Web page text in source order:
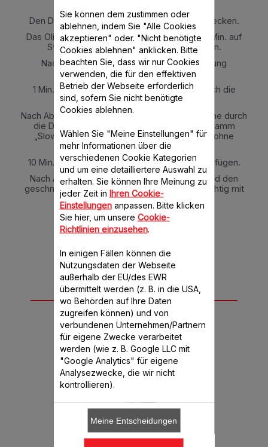
Den Deckel öffnen und den Rühraufsatz einstecken.
Das Olivenöl in die Maschine geben und für 7 Min. auf
Stufe 1 (ohne Stöpsel) bei 120°C einstellen.
Nach 3 Min. den Reis durch die Deckelöffnung
dazugeben.
1 Min. vor Programmende den Weißwein durch die
Deckelöffnung dazugeben.
Nach Abschluss des Programms die Hühnerbrühe durch
die Deckelöffnung dazugeben und das Programm
„Slow Cook“ für 22 Min. auf Stufe 1 bei 95°C ohne
Stöpsel einstellen.
10 Min. vor Ablauf der Garzeit die Erbsen hinzufügen.
Nach Abschluss der Garzeit den Parmesan und den
geschnittenen Schinken dazugeben und vorsichtig mit
dem Spatel umrühren.
Abschmecken und sofort servieren.
Für dieses Rezept
benötigen Sie
Sie können dem zustimmen oder
ablehnen, indem Sie "Alle Cookies
akzeptieren" oder. "Nicht benötigte
Cookies ablehnen" anklicken. Bitte
beachten Sie, dass wir nur Cookies
verwenden, die für den effektiven
Betrieb der Webseite erforderlich
sind, sofern Sie nicht benötigte
Cookies ablehnen.
Wählen Sie "Meine Einstellungen" für
mehr Informationen über die
verschiedenen Cookie Kategorien
und um eine detailliertere Auswahl zu
erhalten. Sie können Ihre Meinung zu
jeder Zeit in Ihren Cookie-
Einstellungenanpassen. Bitte klicken
Sie hier, um unsere Cookie-
Richtlinien einzusehen.
In einigen Fällen können die
Nutzungsdaten der Webseite
außerhalb der EU/des EWR
übermittelt werden (z. B. in die USA,
wo Behörden auf Ihre Daten
zugreifen können) und von
verbundenen Unternehmen/Partnern
für eigene Zwecke verarbeitet
werden (wie z. B. Google LLC mit
"Google Analytics" für eigene
Analysezwecke, die wir nicht
kontrollieren).
Meine Entscheidungen